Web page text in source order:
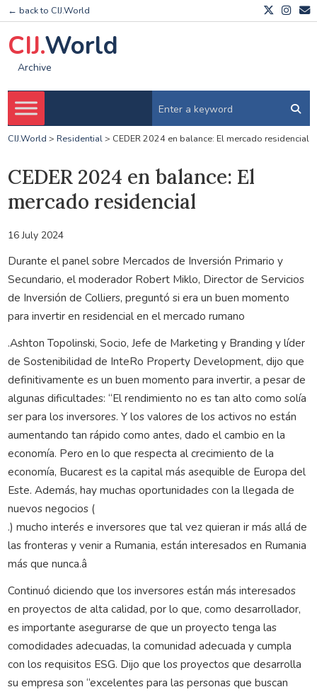
← back to CIJ.World
CIJ.World
Archive
CIJ.World > Residential> CEDER 2024 en balance: El mercado residencial
CEDER 2024 en balance: El
mercado residencial
16 July 2024
Durante el panel sobre Mercados de Inversión Primario y
Secundario, el moderador Robert Miklo, Director de Servicios
de Inversión de Colliers, preguntó si era un buen momento
para invertir en residencial en el mercado rumano
.Ashton Topolinski, Socio, Jefe de Marketing y Branding y líder
de Sostenibilidad de InteRo Property Development, dijo que
definitivamente es un buen momento para invertir, a pesar de
algunas dificultades: “El rendimiento no es tan alto como solía
ser para los inversores. Y los valores de los activos no están
aumentando tan rápido como antes, dado el cambio en la
economía. Pero en lo que respecta al crecimiento de la
economía, Bucarest es la capital más asequible de Europa del
Este. Además, hay muchas oportunidades con la llegada de
nuevos negocios (
.) mucho interés e inversores que tal vez quieran ir más allá de
las fronteras y venir a Rumania, están interesados ​​en Rumania
más que nunca.â
Continuó diciendo que los inversores están más interesados ​​
en proyectos de alta calidad, por lo que, como desarrollador,
es importante asegurarse de que un proyecto tenga las
comodidades adecuadas, la comunidad adecuada y cumpla
con los requisitos ESG. Dijo que los proyectos que desarrolla
su empresa son “excelentes para las personas que buscan